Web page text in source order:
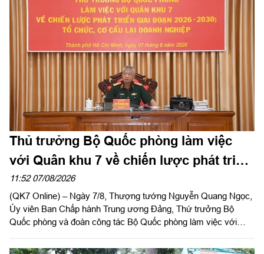
Quân khu dự, chỉ đạo hội nghị. Thiếu tướng Vũ Văn Điền, Ủy
viên Ban Thường vụ Thành ủy, Tư lệnh Bộ Tư lệnh TP. Hồ Chí
Minh chủ trì hội nghị.
Thủ trưởng Bộ Quốc phòng làm việc
với Quân khu 7 về chiến lược phát triển
giai đoạn 2026 – 2030, tổ chức, cơ cấu
lại doanh nghiệp
11:52 07/08/2026
(QK7 Online) – Ngày 7/8, Thượng tướng Nguyễn Quang Ngọc,
Ủy viên Ban Chấp hành Trung ương Đảng, Thứ trưởng Bộ
Quốc phòng và đoàn công tác Bộ Quốc phòng làm việc với
chức cơ cấu lại doanh nghiệp. Thiếu tướng Đặng Văn Lẫm, Ủy